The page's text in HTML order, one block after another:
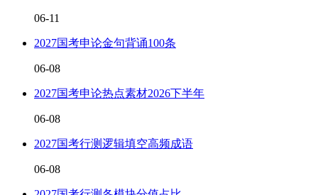
06-11
2027国考申论金句背诵100条
06-08
2027国考申论热点素材2026下半年
06-08
2027国考行测逻辑填空高频成语
06-08